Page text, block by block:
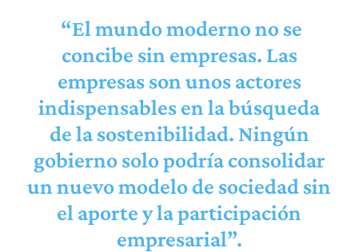
“El mundo moderno no se
concibe sin empresas. Las
empresas son unos actores
indispensables en la búsqueda
de la sostenibilidad. Ningún
gobierno solo podría consolidar
un nuevo modelo de sociedad sin
el aporte y la participación
empresarial”.